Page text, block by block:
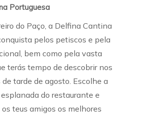
Portuguesa
do Paço, a Delfina Cantina
pelos petiscos e pela
bem como pela vasta
terás tempo de descobrir nos
tarde de agosto. Escolhe a
do restaurante e
teus amigos os melhores